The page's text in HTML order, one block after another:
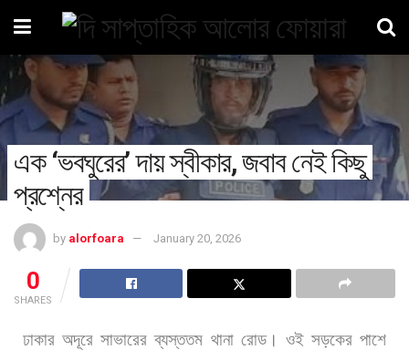
এক ‘ভবঘুরের’ দায় স্বীকার, জবাব নেই কিছু
প্রশ্নের
by alorfoara January 20, 2026
0
SHARES
ঢাকার অদূরে সাভারের ব্যস্ততম থানা রোড। ওই সড়কের পাশে